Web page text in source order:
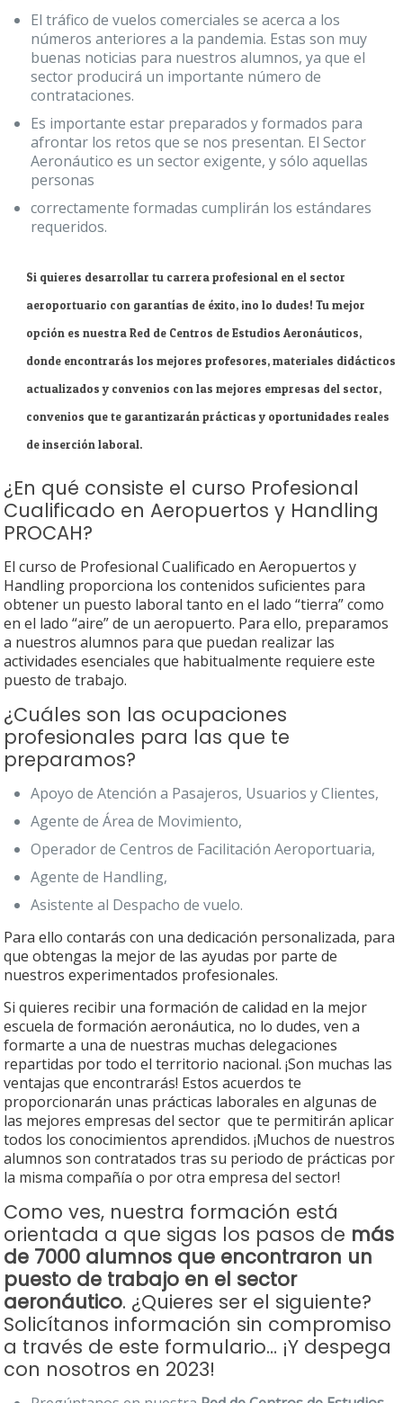
El tráfico de vuelos comerciales se acerca a los
números anteriores a la pandemia. Estas son muy
buenas noticias para nuestros alumnos, ya que el
sector producirá un importante número de
contrataciones.
Es importante estar preparados y formados para
afrontar los retos que se nos presentan. El Sector
Aeronáutico es un sector exigente, y sólo aquellas
personas
correctamente formadas cumplirán los estándares
requeridos.
Si quieres desarrollar tu carrera profesional en el sector
aeroportuario con garantías de éxito, ¡no lo dudes! Tu mejor
opción es nuestra Red de Centros de Estudios Aeronáuticos,
donde encontrarás los mejores profesores, materiales didácticos
actualizados y convenios con las mejores empresas del sector,
convenios que te garantizarán prácticas y oportunidades reales
de inserción laboral.
¿En qué consiste el curso Profesional
Cualificado en Aeropuertos y Handling
PROCAH?
El curso de Profesional Cualificado en Aeropuertos y
Handling proporciona los contenidos suficientes para
obtener un puesto laboral tanto en el lado “tierra” como
en el lado “aire” de un aeropuerto. Para ello, preparamos
a nuestros alumnos para que puedan realizar las
actividades esenciales que habitualmente requiere este
puesto de trabajo.
¿Cuáles son las ocupaciones
profesionales para las que te
preparamos?
Apoyo de Atención a Pasajeros, Usuarios y Clientes,
Agente de Área de Movimiento,
Operador de Centros de Facilitación Aeroportuaria,
Agente de Handling,
Asistente al Despacho de vuelo.
Para ello contarás con una dedicación personalizada, para
que obtengas la mejor de las ayudas por parte de
nuestros experimentados profesionales.
Si quieres recibir una formación de calidad en la mejor
escuela de formación aeronáutica, no lo dudes, ven a
formarte a una de nuestras muchas delegaciones
repartidas por todo el territorio nacional. ¡Son muchas las
ventajas que encontrarás! Estos acuerdos te
proporcionarán unas prácticas laborales en algunas de
las mejores empresas del sector que te permitirán aplicar
todos los conocimientos aprendidos. ¡Muchos de nuestros
alumnos son contratados tras su periodo de prácticas por
la misma compañía o por otra empresa del sector!
Como ves, nuestra formación está
orientada a que sigas los pasos de más
de 7000 alumnos que encontraron un
puesto de trabajo en el sector
aeronáutico. ¿Quieres ser el siguiente?
Solicítanos información sin compromiso
a través de este formulario… ¡Y despega
con nosotros en 2023!